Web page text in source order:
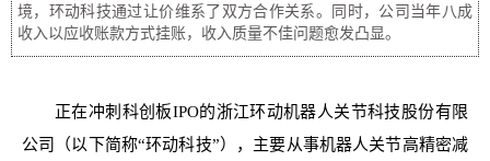
境，环动科技通过让价维系了双方合作关系。同时，公司当年八成
收入以应收账款方式挂账，收入质量不佳问题愈发凸显。
正在冲刺科创板IPO的浙江环动机器人关节科技股份有限
公司（以下简称“环动科技”），主要从事机器人关节高精密减